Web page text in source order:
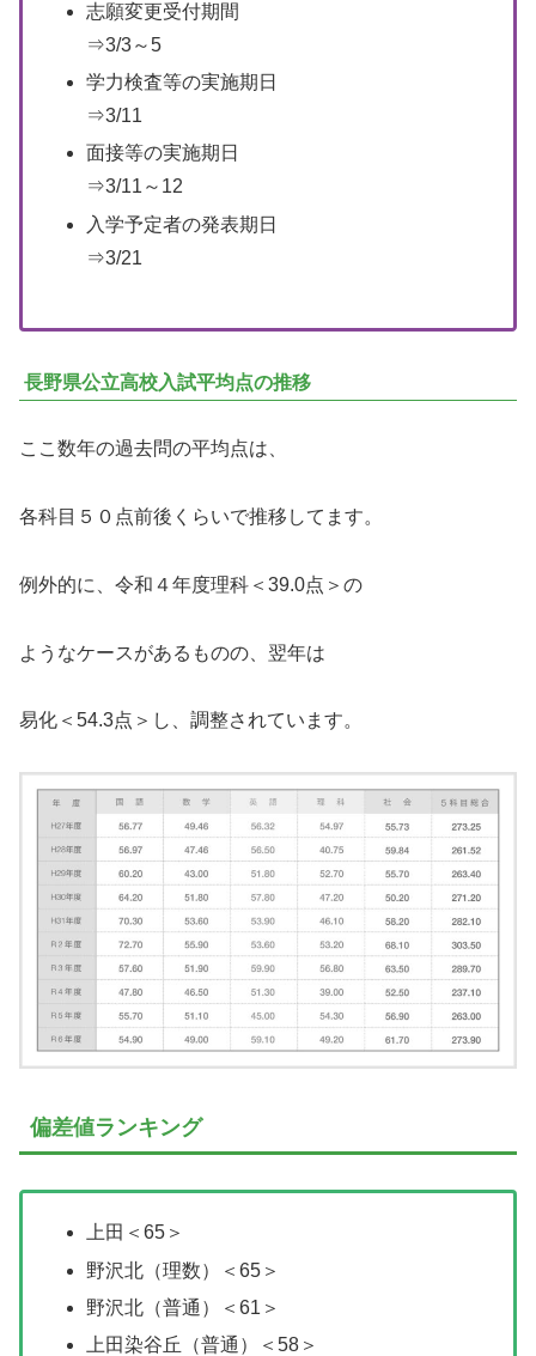
志願変更受付期間
⇒3/3～5
学力検査等の実施期日
⇒3/11
面接等の実施期日
⇒3/11～12
入学予定者の発表期日
⇒3/21
長野県公立高校入試平均点の推移
ここ数年の過去問の平均点は、
各科目５０点前後くらいで推移してます。
例外的に、令和４年度理科＜39.0点＞の
ようなケースがあるものの、翌年は
易化＜54.3点＞し、調整されています。
偏差値ランキング
上田＜65＞
野沢北（理数）＜65＞
野沢北（普通）＜61＞
上田染谷丘（普通）＜58＞